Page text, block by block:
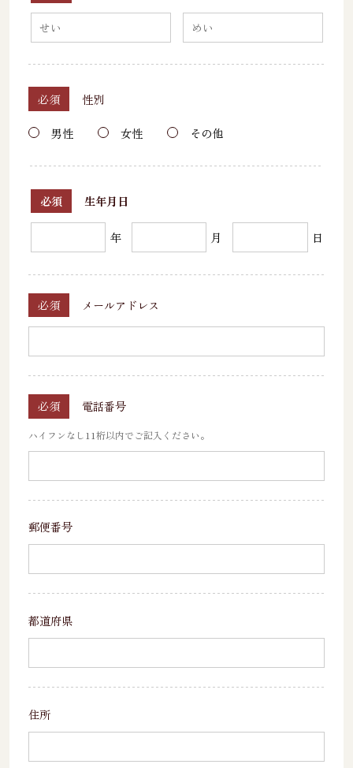
必須 性別
男性 女性 その他
必須 生年月日
年 月 日
必須 メールアドレス
必須 電話番号
ハイフンなし11桁以内でご記入ください。
郵便番号
都道府県
住所